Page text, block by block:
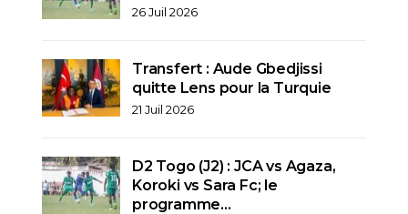
26 Juil 2026
Transfert : Aude Gbedjissi
quitte Lens pour la Turquie
21 Juil 2026
D2 Togo (J2) : JCA vs Agaza,
Koroki vs Sara Fc; le
programme…